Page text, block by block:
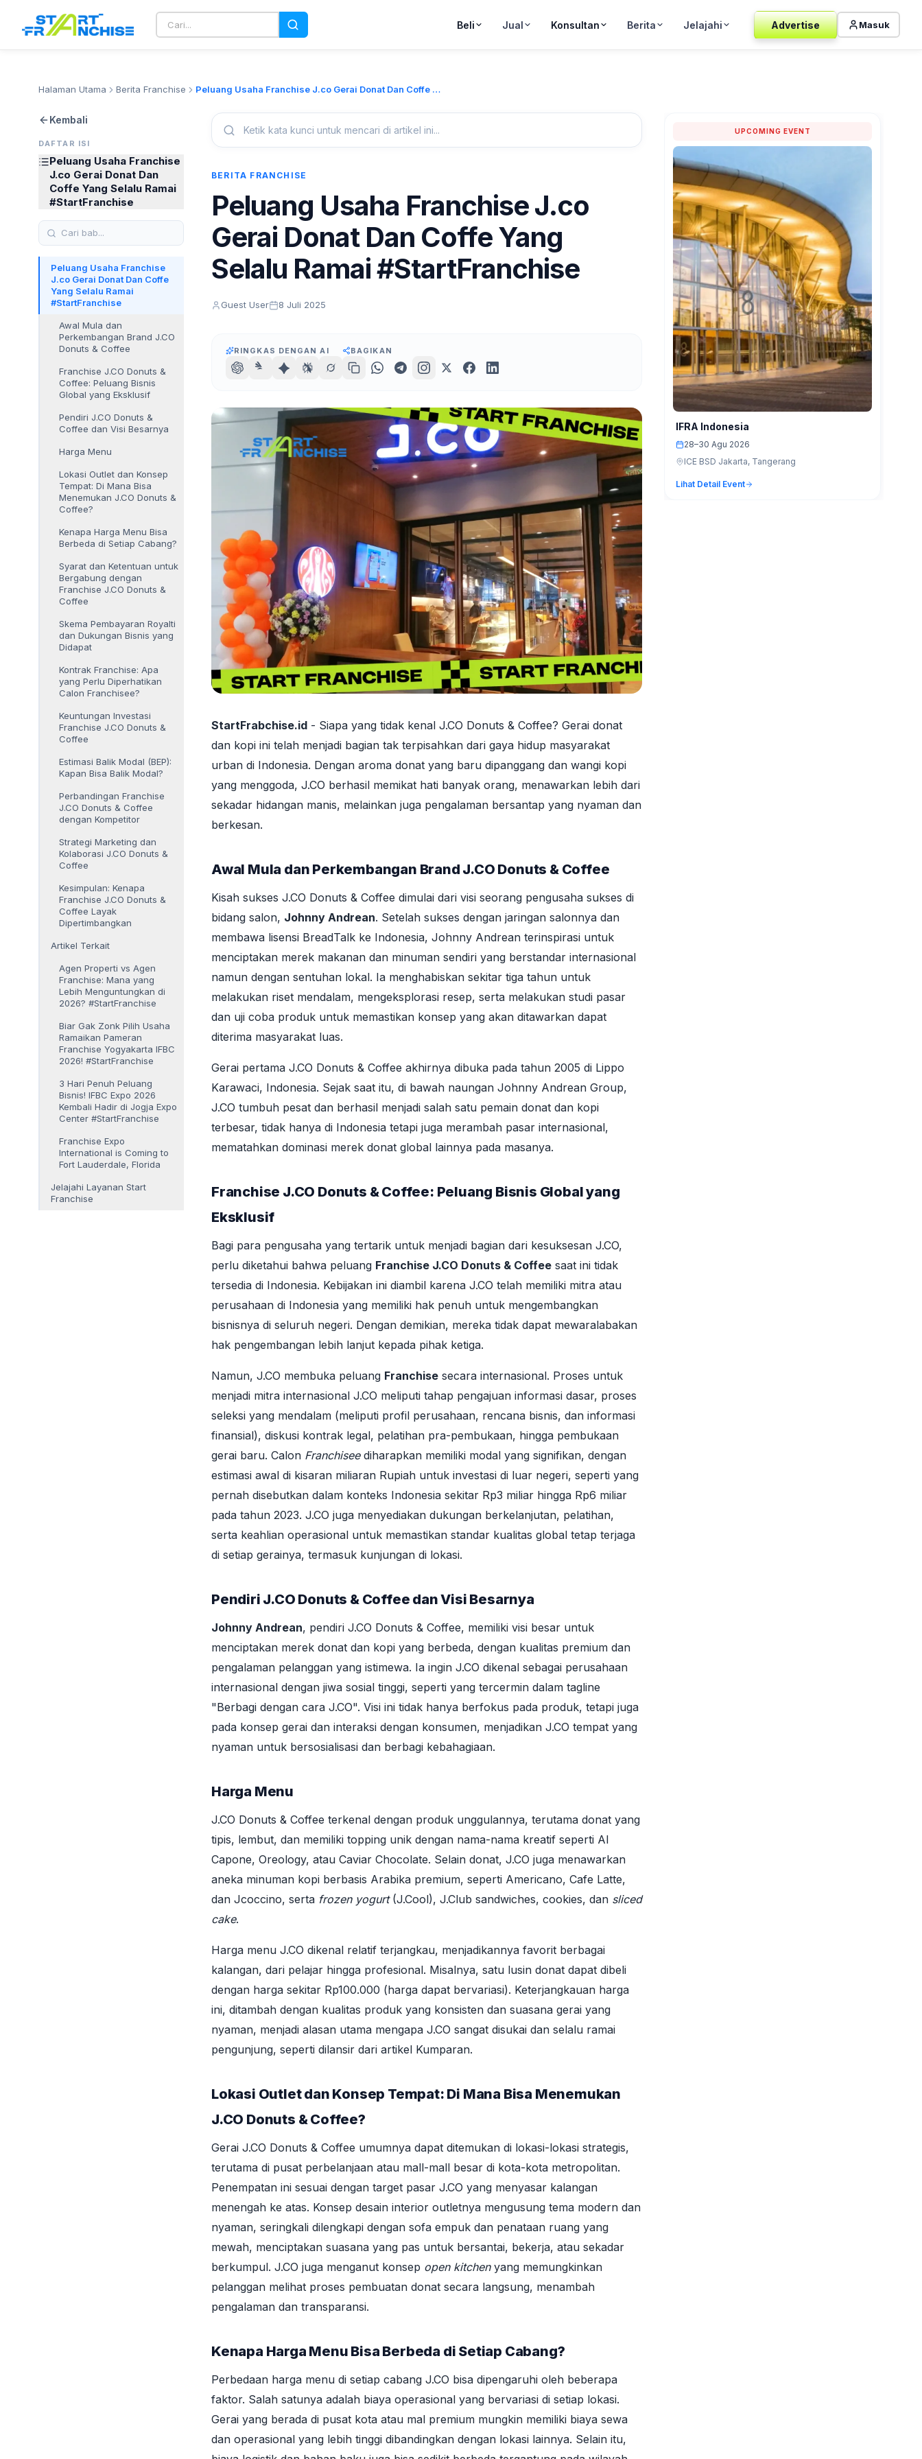
Beli Jual Konsultan Berita Jelajahi Advertise Masuk
Halaman Utama Berita Franchise Peluang Usaha Franchise J.co Gerai Donat Dan Coffe Yang Selalu Ramai #StartFranchise
Kembali
DAFTAR ISI
Peluang Usaha Franchise
J.co Gerai Donat Dan
Coffe Yang Selalu Ramai
#StartFranchise
Peluang Usaha Franchise
J.co Gerai Donat Dan Coffe
Yang Selalu Ramai
#StartFranchise
Awal Mula dan
Perkembangan Brand J.CO
Donuts & Coffee
Franchise J.CO Donuts &
Coffee: Peluang Bisnis
Global yang Eksklusif
Pendiri J.CO Donuts &
Coffee dan Visi Besarnya
Harga Menu
Lokasi Outlet dan Konsep
Tempat: Di Mana Bisa
Menemukan J.CO Donuts &
Coffee?
Kenapa Harga Menu Bisa
Berbeda di Setiap Cabang?
Syarat dan Ketentuan untuk
Bergabung dengan
Franchise J.CO Donuts &
Coffee
Skema Pembayaran Royalti
dan Dukungan Bisnis yang
Didapat
Kontrak Franchise: Apa
yang Perlu Diperhatikan
Calon Franchisee?
Keuntungan Investasi
Franchise J.CO Donuts &
Coffee
Estimasi Balik Modal (BEP):
Kapan Bisa Balik Modal?
Perbandingan Franchise
J.CO Donuts & Coffee
dengan Kompetitor
Strategi Marketing dan
Kolaborasi J.CO Donuts &
Coffee
Kesimpulan: Kenapa
Franchise J.CO Donuts &
Coffee Layak
Dipertimbangkan
Artikel Terkait
Agen Properti vs Agen
Franchise: Mana yang
Lebih Menguntungkan di
2026? #StartFranchise
Biar Gak Zonk Pilih Usaha
Ramaikan Pameran
Franchise Yogyakarta IFBC
2026! #StartFranchise
3 Hari Penuh Peluang
Bisnis! IFBC Expo 2026
Kembali Hadir di Jogja Expo
Center #StartFranchise
Franchise Expo
International is Coming to
Fort Lauderdale, Florida
Jelajahi Layanan Start
Franchise
BERITA FRANCHISE
Peluang Usaha Franchise J.co
Gerai Donat Dan Coffe Yang
Selalu Ramai #StartFranchise
Guest User 8 Juli 2025
RINGKAS DENGAN AI BAGIKAN
StartFrabchise.id - Siapa yang tidak kenal J.CO Donuts & Coffee? Gerai donat
dan kopi ini telah menjadi bagian tak terpisahkan dari gaya hidup masyarakat
urban di Indonesia. Dengan aroma donat yang baru dipanggang dan wangi kopi
yang menggoda, J.CO berhasil memikat hati banyak orang, menawarkan lebih dari
sekadar hidangan manis, melainkan juga pengalaman bersantap yang nyaman dan
berkesan.
Awal Mula dan Perkembangan Brand J.CO Donuts & Coffee
Kisah sukses J.CO Donuts & Coffee dimulai dari visi seorang pengusaha sukses di
bidang salon, Johnny Andrean. Setelah sukses dengan jaringan salonnya dan
membawa lisensi BreadTalk ke Indonesia, Johnny Andrean terinspirasi untuk
menciptakan merek makanan dan minuman sendiri yang berstandar internasional
namun dengan sentuhan lokal. Ia menghabiskan sekitar tiga tahun untuk
melakukan riset mendalam, mengeksplorasi resep, serta melakukan studi pasar
dan uji coba produk untuk memastikan konsep yang akan ditawarkan dapat
diterima masyarakat luas.
Gerai pertama J.CO Donuts & Coffee akhirnya dibuka pada tahun 2005 di Lippo
Karawaci, Indonesia. Sejak saat itu, di bawah naungan Johnny Andrean Group,
J.CO tumbuh pesat dan berhasil menjadi salah satu pemain donat dan kopi
terbesar, tidak hanya di Indonesia tetapi juga merambah pasar internasional,
mematahkan dominasi merek donat global lainnya pada masanya.
Franchise J.CO Donuts & Coffee: Peluang Bisnis Global yang
Eksklusif
Bagi para pengusaha yang tertarik untuk menjadi bagian dari kesuksesan J.CO,
perlu diketahui bahwa peluang Franchise J.CO Donuts & Coffee saat ini tidak
tersedia di Indonesia. Kebijakan ini diambil karena J.CO telah memiliki mitra atau
perusahaan di Indonesia yang memiliki hak penuh untuk mengembangkan
bisnisnya di seluruh negeri. Dengan demikian, mereka tidak dapat mewaralabakan
hak pengembangan lebih lanjut kepada pihak ketiga.
Namun, J.CO membuka peluang Franchise secara internasional. Proses untuk
menjadi mitra internasional J.CO meliputi tahap pengajuan informasi dasar, proses
seleksi yang mendalam (meliputi profil perusahaan, rencana bisnis, dan informasi
finansial), diskusi kontrak legal, pelatihan pra-pembukaan, hingga pembukaan
gerai baru. Calon Franchiseediharapkan memiliki modal yang signifikan, dengan
estimasi awal di kisaran miliaran Rupiah untuk investasi di luar negeri, seperti yang
pernah disebutkan dalam konteks Indonesia sekitar Rp3 miliar hingga Rp6 miliar
pada tahun 2023. J.CO juga menyediakan dukungan berkelanjutan, pelatihan,
serta keahlian operasional untuk memastikan standar kualitas global tetap terjaga
di setiap gerainya, termasuk kunjungan di lokasi.
Pendiri J.CO Donuts & Coffee dan Visi Besarnya
Johnny Andrean, pendiri J.CO Donuts & Coffee, memiliki visi besar untuk
menciptakan merek donat dan kopi yang berbeda, dengan kualitas premium dan
pengalaman pelanggan yang istimewa. Ia ingin J.CO dikenal sebagai perusahaan
internasional dengan jiwa sosial tinggi, seperti yang tercermin dalam tagline
"Berbagi dengan cara J.CO". Visi ini tidak hanya berfokus pada produk, tetapi juga
pada konsep gerai dan interaksi dengan konsumen, menjadikan J.CO tempat yang
nyaman untuk bersosialisasi dan berbagi kebahagiaan.
Harga Menu
J.CO Donuts & Coffee terkenal dengan produk unggulannya, terutama donat yang
tipis, lembut, dan memiliki topping unik dengan nama-nama kreatif seperti Al
Capone, Oreology, atau Caviar Chocolate. Selain donat, J.CO juga menawarkan
aneka minuman kopi berbasis Arabika premium, seperti Americano, Cafe Latte,
dan Jcoccino, serta frozen yogurt(J.Cool), J.Club sandwiches, cookies, dan sliced
cake.
Harga menu J.CO dikenal relatif terjangkau, menjadikannya favorit berbagai
kalangan, dari pelajar hingga profesional. Misalnya, satu lusin donat dapat dibeli
dengan harga sekitar Rp100.000 (harga dapat bervariasi). Keterjangkauan harga
ini, ditambah dengan kualitas produk yang konsisten dan suasana gerai yang
nyaman, menjadi alasan utama mengapa J.CO sangat disukai dan selalu ramai
pengunjung, seperti dilansir dari artikel Kumparan.
Lokasi Outlet dan Konsep Tempat: Di Mana Bisa Menemukan
J.CO Donuts & Coffee?
Gerai J.CO Donuts & Coffee umumnya dapat ditemukan di lokasi-lokasi strategis,
terutama di pusat perbelanjaan atau mall-mall besar di kota-kota metropolitan.
Penempatan ini sesuai dengan target pasar J.CO yang menyasar kalangan
menengah ke atas. Konsep desain interior outletnya mengusung tema modern dan
nyaman, seringkali dilengkapi dengan sofa empuk dan penataan ruang yang
mewah, menciptakan suasana yang pas untuk bersantai, bekerja, atau sekadar
berkumpul. J.CO juga menganut konsep open kitchenyang memungkinkan
pelanggan melihat proses pembuatan donat secara langsung, menambah
pengalaman dan transparansi.
Kenapa Harga Menu Bisa Berbeda di Setiap Cabang?
Perbedaan harga menu di setiap cabang J.CO bisa dipengaruhi oleh beberapa
faktor. Salah satunya adalah biaya operasional yang bervariasi di setiap lokasi.
Gerai yang berada di pusat kota atau mal premium mungkin memiliki biaya sewa
dan operasional yang lebih tinggi dibandingkan dengan lokasi lainnya. Selain itu,
UPCOMING EVENT
IFRA Indonesia
28–30 Agu 2026
ICE BSD Jakarta, Tangerang
Lihat Detail Event